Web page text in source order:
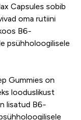
Capsules sobib
oma rutiini
B6-
psühholoogilisele
Gummies on
looduslikust
lisatud B6-